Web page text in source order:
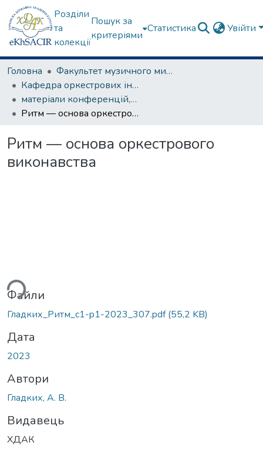
Розділи
та
колекції
Пошук за
критеріями
Статистика Увійти
Головна
Факультет музичного мистецтва
Кафедра оркестрових інструментів
матеріали конференцій, семінарів, круглих столів та ін.
Ритм — основа оркестрового виконавства
Ритм — основа оркестрового
виконавства
Файли
Гладких_Ритм_c1-p1-2023_307.pdf(55,2 KB)
Дата
2023
Автори
Гладких, А. В.
Видавець
ХДАК